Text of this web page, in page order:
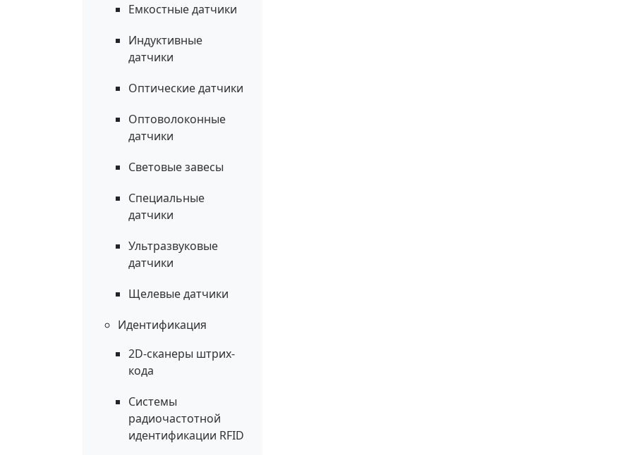
Емкостные датчики
Индуктивные
датчики
Оптические датчики
Оптоволоконные
датчики
Световые завесы
Специальные
датчики
Ультразвуковые
датчики
Щелевые датчики
Идентификация
2D-сканеры штрих-
кода
Системы
радиочастотной
идентификации RFID